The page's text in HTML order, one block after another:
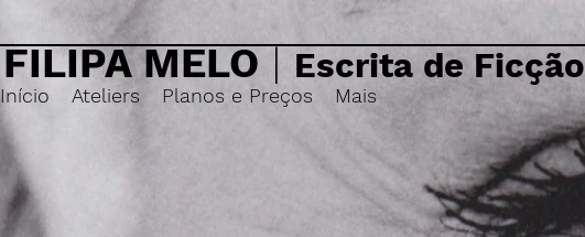
FILIPA MELO | Escrita de Ficção
Início Ateliers Planos e Preços Mais